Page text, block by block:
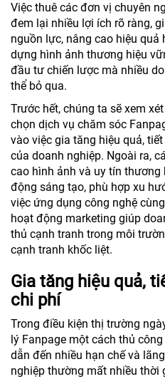
Việc thuê các đơn vị chuyên
đem lại nhiều lợi ích rõ ràng,
nguồn lực, nâng cao hiệu quả
dựng hình ảnh thương hiệu
đầu tư chiến lược mà nhiều
thể bỏ qua.
Trước hết, chúng ta sẽ xem
chọn dịch vụ chăm sóc
vào việc gia tăng hiệu quả,
của doanh nghiệp. Ngoài ra,
cao hình ảnh và uy tín
động sáng tạo, phù hợp xu
việc ứng dụng công nghệ
hoạt động marketing giúp
thủ cạnh tranh trong môi
cạnh tranh khốc liệt.
Gia tăng hiệu quả,
chi phí
Trong điều kiện thị trường
lý Fanpage một cách thủ
dẫn đến nhiều hạn chế và
nghiệp thường mất nhiều thời